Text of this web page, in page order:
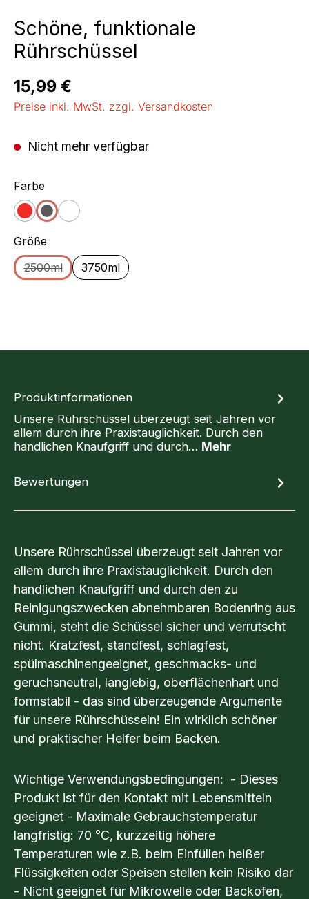
Schöne, funktionale
Rührschüssel
Regulärer Preis:
15,99 €
Preise inkl. MwSt. zzgl. Versandkosten
Nicht mehr verfügbar
Farbeauswählen
rot schwarz
(Diese Option ist zurzeit nicht verfügbar.)
weiß
Größeauswählen
2500ml
(Diese Option ist zurzeit nicht verfügbar.)
3750ml
Produktinformationen
Unsere Rührschüssel überzeugt seit Jahren vor
allem durch ihre Praxistauglichkeit. Durch den
handlichen Knaufgriff und durch… Mehr
Bewertungen
Unsere Rührschüssel überzeugt seit Jahren vor
allem durch ihre Praxistauglichkeit. Durch den
handlichen Knaufgriff und durch den zu
Reinigungszwecken abnehmbaren Bodenring aus
Gummi, steht die Schüssel sicher und verrutscht
nicht. Kratzfest, standfest, schlagfest,
spülmaschinengeeignet, geschmacks- und
geruchsneutral, langlebig, oberflächenhart und
formstabil - das sind überzeugende Argumente
für unsere Rührschüsseln! Ein wirklich schöner
und praktischer Helfer beim Backen.
Wichtige Verwendungsbedingungen: - Dieses
Produkt ist für den Kontakt mit Lebensmitteln
geeignet - Maximale Gebrauchstemperatur
langfristig: 70 °C, kurzzeitig höhere
Temperaturen wie z.B. beim Einfüllen heißer
Flüssigkeiten oder Speisen stellen kein Risiko dar
- Nicht geeignet für Mikrowelle oder Backofen,